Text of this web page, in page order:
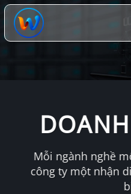
Chuyển
đến
dung
Mỗi ngành nghề
công ty một nhận